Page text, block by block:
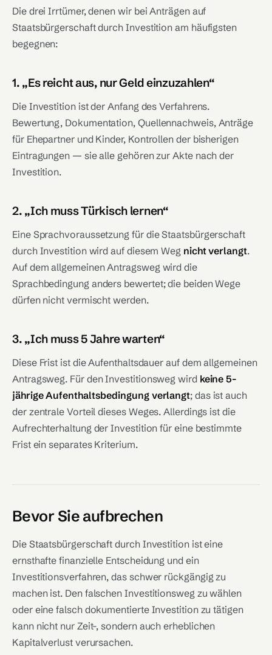
Die drei Irrtümer, denen wir bei Anträgen auf
Staatsbürgerschaft durch Investition am häufigsten
begegnen:
1. „Es reicht aus, nur Geld einzuzahlen“
Die Investition ist der Anfang des Verfahrens.
Bewertung, Dokumentation, Quellennachweis, Anträge
für Ehepartner und Kinder, Kontrollen der bisherigen
Eintragungen — sie alle gehören zur Akte nach der
Investition.
2. „Ich muss Türkisch lernen“
Eine Sprachvoraussetzung für die Staatsbürgerschaft
durch Investition wird auf diesem Weg nicht verlangt.
Auf dem allgemeinen Antragsweg wird die
Sprachbedingung anders bewertet; die beiden Wege
dürfen nicht vermischt werden.
3. „Ich muss 5 Jahre warten“
Diese Frist ist die Aufenthaltsdauer auf dem allgemeinen
Antragsweg. Für den Investitionsweg wird keine 5-
jährige Aufenthaltsbedingung verlangt; das ist auch
der zentrale Vorteil dieses Weges. Allerdings ist die
Aufrechterhaltung der Investition für eine bestimmte
Frist ein separates Kriterium.
Bevor Sie aufbrechen
Die Staatsbürgerschaft durch Investition ist eine
ernsthafte finanzielle Entscheidung und ein
Investitionsverfahren, das schwer rückgängig zu
machen ist. Den falschen Investitionsweg zu wählen
oder eine falsch dokumentierte Investition zu tätigen
kann nicht nur Zeit-, sondern auch erheblichen
Kapitalverlust verursachen.